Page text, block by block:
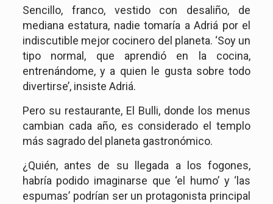
Sencillo, franco, vestido con desaliño, de
mediana estatura, nadie tomaría a Adriá por el
indiscutible mejor cocinero del planeta. ‘Soy un
tipo normal, que aprendió en la cocina,
entrenándome, y a quien le gusta sobre todo
divertirse’, insiste Adriá.
Pero su restaurante, El Bulli, donde los menus
cambian cada año, es considerado el templo
más sagrado del planeta gastronómico.
¿Quién, antes de su llegada a los fogones,
habría podido imaginarse que ‘el humo’ y ‘las
espumas’ podrían ser un protagonista principal